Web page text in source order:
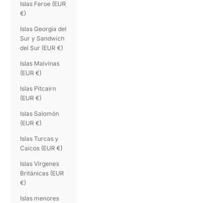
Islas Feroe (EUR
€)
Islas Georgia del
Sur y Sandwich
del Sur (EUR €)
Islas Malvinas
(EUR €)
Islas Pitcairn
(EUR €)
Islas Salomón
(EUR €)
Islas Turcas y
Caicos (EUR €)
Islas Vírgenes
Británicas (EUR
€)
Islas menores